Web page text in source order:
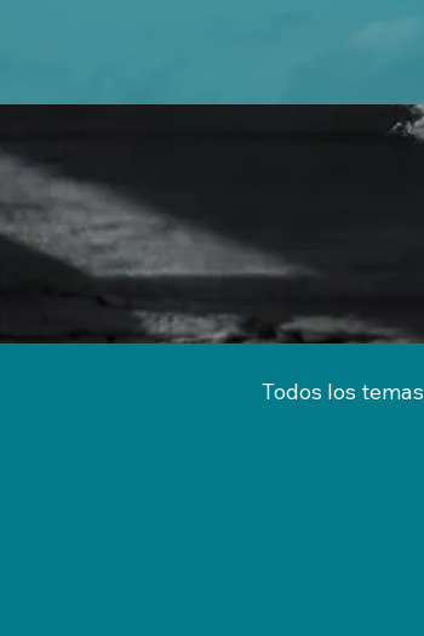
Todos los temas